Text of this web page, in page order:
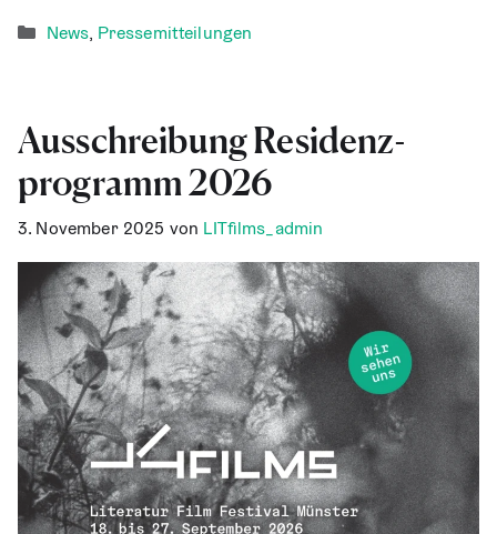
Kategorien
News, Pressemitteilungen
Aus­schrei­bung Residenz­
programm 2026
3. November 2025 von LITfilms_admin